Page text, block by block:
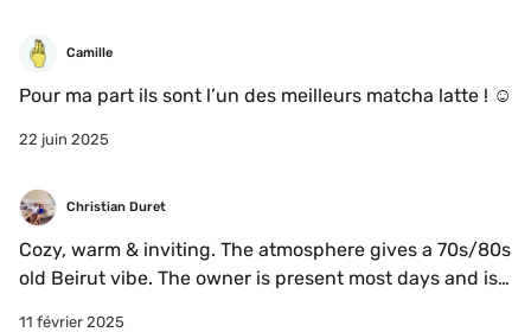
Camille
Pour ma part ils sont l’un des meilleurs matcha latte ! ☺️
22 juin 2025
Christian Duret
Cozy, warm & inviting. The atmosphere gives a 70s/80s
old Beirut vibe. The owner is present most days and is
11 février 2025